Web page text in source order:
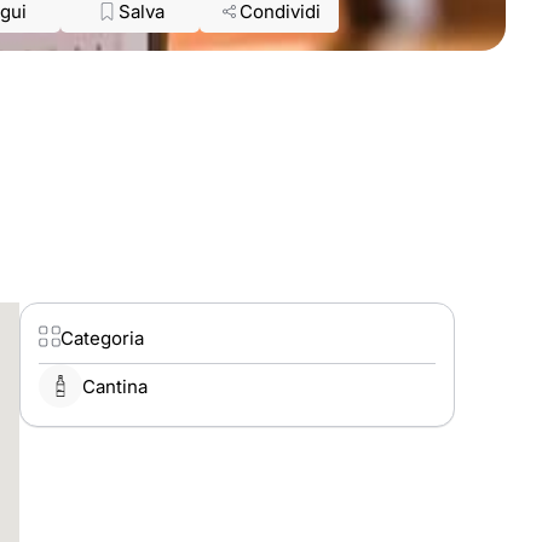
Salva Condividi
Categoria
Cantina